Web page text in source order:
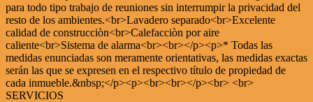
para todo tipo trabajo de reuniones sin interrumpir la privacidad del
resto de los ambientes.<br>Lavadero separado<br>Excelente
calidad de construcciòn<br>Calefacciòn por aire
caliente<br>Sistema de alarma<br><br></p><p>* Todas las
medidas enunciadas son meramente orientativas, las medidas exactas
serán las que se expresen en el respectivo título de propiedad de
cada inmueble.&nbsp;</p><p><br><br></p><br> <br>
SERVICIOS